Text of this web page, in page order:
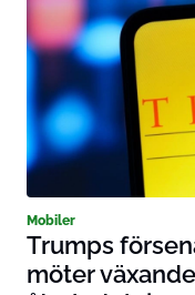
Mobiler
Trumps
möter